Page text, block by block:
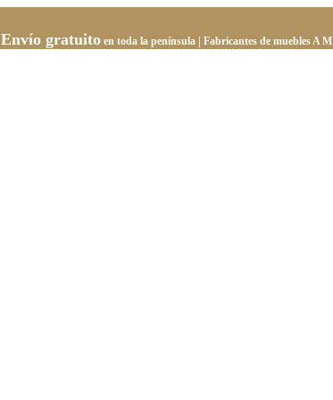
Envío gratuitoen toda la península | Fabricantes de mueblesA